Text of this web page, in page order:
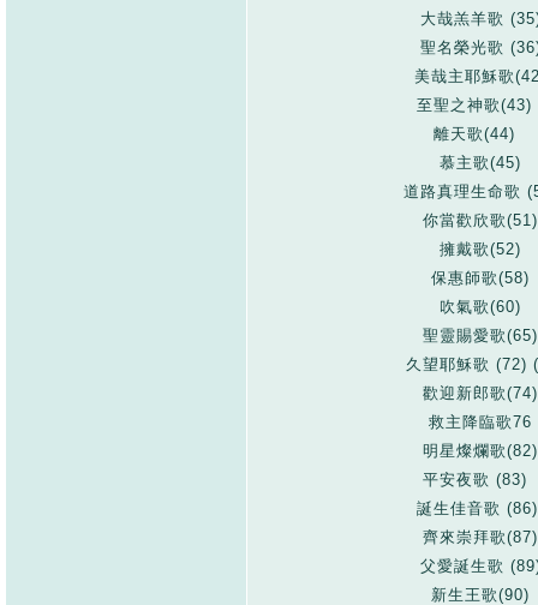
大哉羔羊歌
聖名榮光歌
美哉主耶穌歌
至聖之神歌(43)
離天歌(44)
慕主歌(45)
道路真理生命歌
你當歡欣歌(51)
擁戴歌(52)
保惠師歌(58)
吹氣歌(60)
聖靈賜愛歌(65)
久望耶穌歌 (72)
歡迎新郎歌(74)
救主降臨歌76
明星燦爛歌(82)
平安夜歌 (83)
誕生佳音歌 (86)
齊來崇拜歌(87)
父愛誕生歌
新生王歌(90)